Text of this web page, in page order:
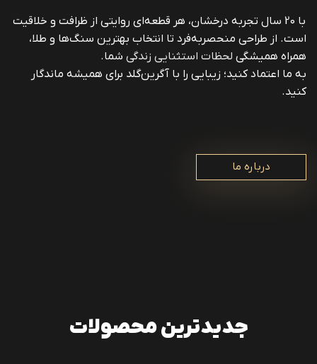
با 20 سال تجربه درخشان، هر قطعه‌ای روایتی از ظرافت و خلاقیت
است. از طراحی منحصربه‌فرد تا انتخاب بهترین سنگ‌ها و طلا،
همراه همیشگی لحظات استثنایی زندگی شما.
به ما اعتماد کنید؛ زیبایی را با آگرین‌گلد برای همیشه ماندگار
کنید.
درباره ما
جدیدترین محصولات